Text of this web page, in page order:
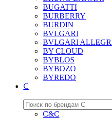
BUGATTI
BURBERRY
BURDIN
BVLGARI
BVLGARI
BY CLOUD
BYBLOS
BYBOZO
BYREDO
C
C&C